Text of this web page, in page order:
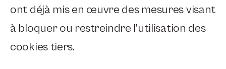
ont déjà mis en œuvre des mesures visant
à bloquer ou restreindre l’utilisation des
cookies tiers.